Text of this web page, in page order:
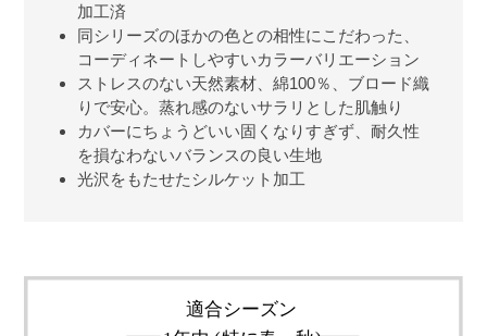
加工済
同シリーズのほかの色との相性にこだわった、
コーディネートしやすいカラーバリエーション
ストレスのない天然素材、綿100％、ブロード織
りで安心。蒸れ感のないサラリとした肌触り
カバーにちょうどいい固くなりすぎず、耐久性
を損なわないバランスの良い生地
光沢をもたせたシルケット加工